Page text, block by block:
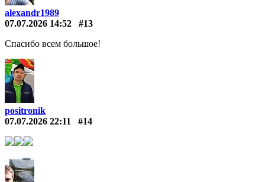
alexandr1989
07.07.2026 14:52
#13
Спасибо всем большое!
positronik
07.07.2026 22:11
#14